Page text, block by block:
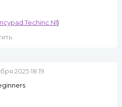
)
2025 18:19